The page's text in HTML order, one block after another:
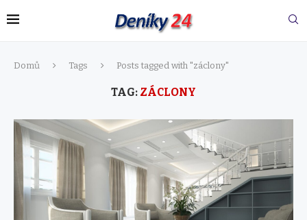
Domů Tags Posts tagged with "záclony"
TAG: ZÁCLONY